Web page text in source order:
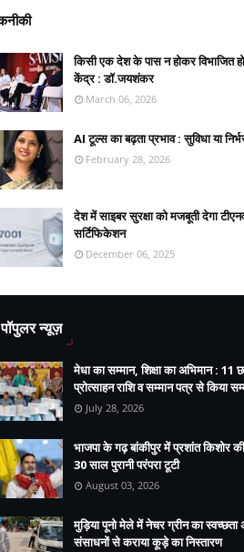
किसी एक देश के पास न होकर विभाजित
केंद्र : डॉ.जयशंकर
March 06, 2026
AI टूल्स का बढ़ता प्रभाव : सुविधा या
February 28, 2026
देश में साइबर सुरक्षा को मजबूती देगा
सर्टिफिकेशन
December 06, 2025
पॉपुलर न्यूज़
मेधा का सम्मान, शिक्षा का अभिमान : 11
प्रोत्साहन राशि व सम्मान पत्र से किया
July 28, 2026
भाजपा के गढ़ बांकीपुर में प्रशांत किशोर
30 साल पुरानी परंपरा टूटी
August 03, 2026
मुड़िया पूनो मेले में नेचर ग्रीन का स्वच्छता
संसाधनों से कराया कूड़े का निस्तारण